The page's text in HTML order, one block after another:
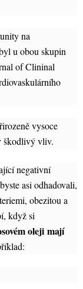
na
u obou skupin
of Clininal
vysoce
škodlivý vliv.
negativní
asi odhadovali,
obezitou a
když si
oleji mají